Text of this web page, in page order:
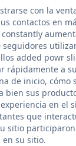
con la
contactos en
seguidores
added powr
rápidamente a
de inicio, cómo
bien sus
en el
que
sitio
su sitio.